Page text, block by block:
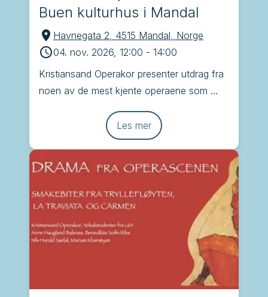
Buen kulturhus i Mandal
Havnegata 2, 4515 Mandal, Norge
04. nov. 2026, 12:00 - 14:00
Kristiansand Operakor presenter utdrag fra
noen av de mest kjente operaene som
Les mer